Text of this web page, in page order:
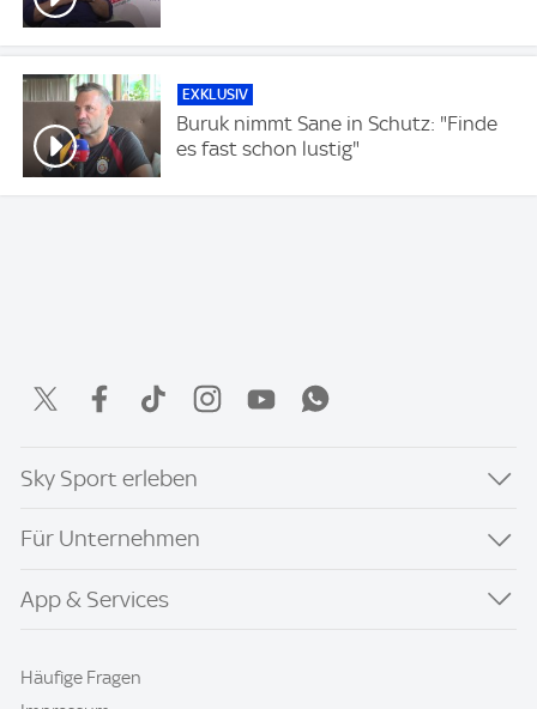
EXKLUSIV
Buruk nimmt Sane in Schutz: "Finde
es fast schon lustig"
Sky Sport erleben
Für Unternehmen
App & Services
Häufige Fragen